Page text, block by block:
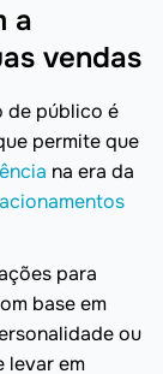
a
vendas
de público é
permite que
na era da
para
base em
ou
levar em